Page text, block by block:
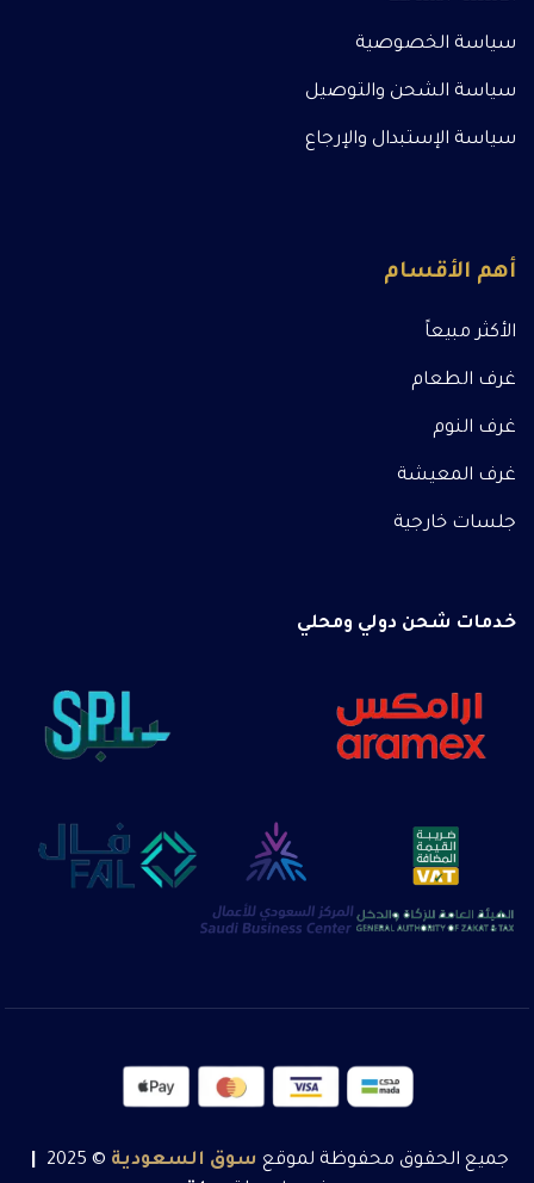
سياسة الخصوصية
سياسة الشحن والتوصيل
سياسة الإستبدال والإرجاع
أهم الأقسام
الأكثر مبيعاً
غرف الطعام
غرف النوم
غرف المعيشة
جلسات خارجية
خدمات شحن دولي ومحلي
جميع الحقوق محفوظة لموقع سوق السعودية © 2025